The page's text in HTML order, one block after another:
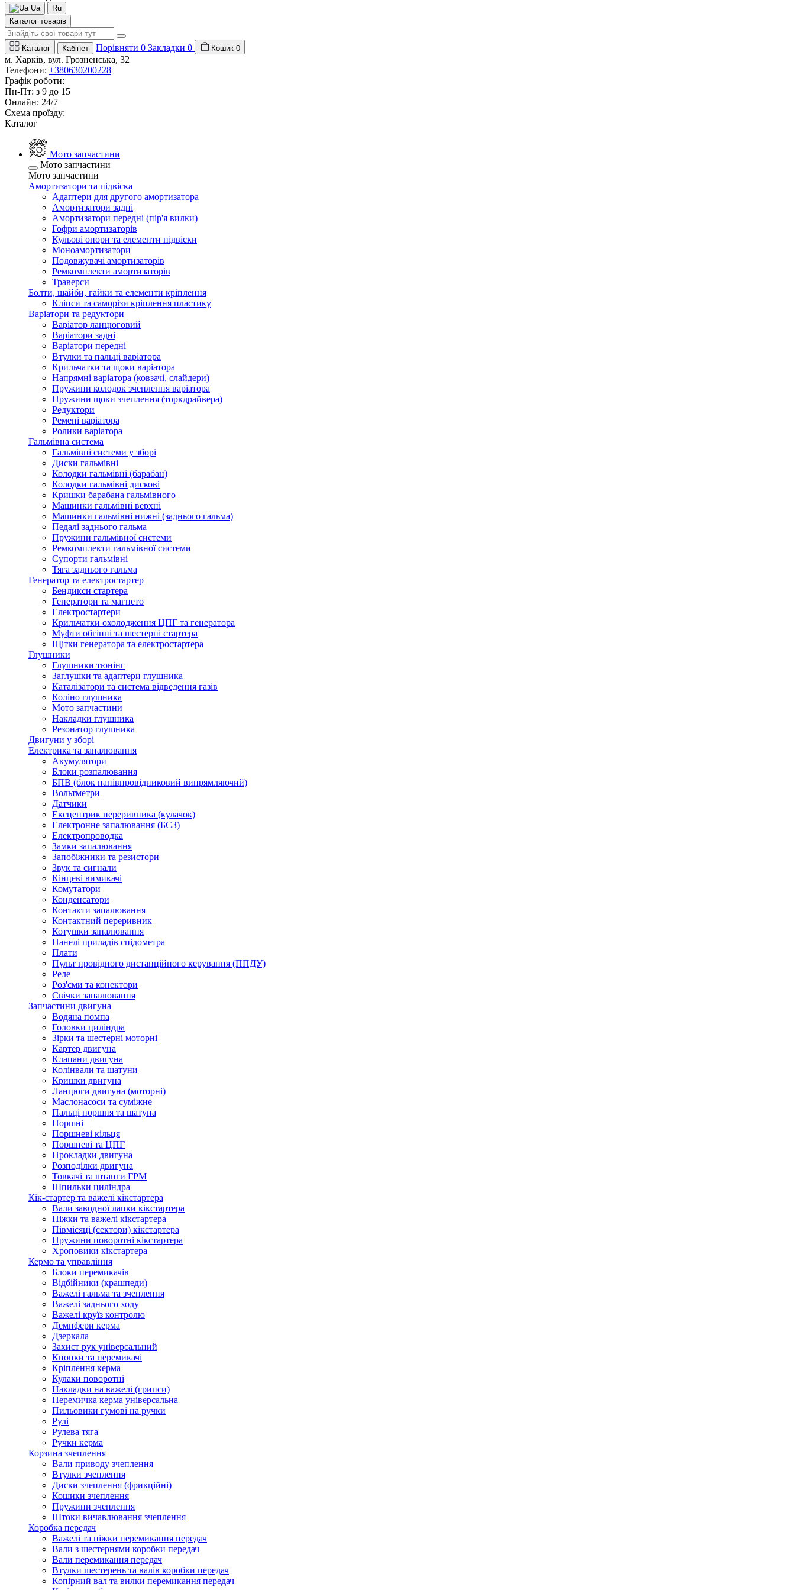
Ua
Ru
Каталог товарів
Каталог Кабінет Порівняти 0 Закладки 0 Кошик 0
м. Харків, вул. Грозненська, 32
Телефони: +380630200228
Графік роботи:
Пн-Пт: з 9 до 15
Онлайн: 24/7
Схема проїзду:
Каталог
Мото запчастини
Мото запчастини
Мото запчастини
Амортизатори та підвіска
Адаптери для другого амортизатора
Амортизатори задні
Амортизатори передні (пір'я вилки)
Гофри амортизаторів
Кульові опори та елементи підвіски
Моноамортизатори
Подовжувачі амортизаторів
Ремкомплекти амортизаторів
Траверси
Болти, шайби, гайки та елементи кріплення
Кліпси та саморізи кріплення пластику
Варіатори та редуктори
Варіатор ланцюговий
Варіатори задні
Варіатори передні
Втулки та пальці варіатора
Крильчатки та щоки варіатора
Напрямні варіатора (ковзачі, слайдери)
Пружини колодок зчеплення варіатора
Пружини щоки зчеплення (торкдрайвера)
Редуктори
Ремені варіатора
Ролики варіатора
Гальмівна система
Гальмівні системи у зборі
Диски гальмівні
Колодки гальмівні (барабан)
Колодки гальмівні дискові
Кришки барабана гальмівного
Машинки гальмівні верхні
Машинки гальмівні нижні (заднього гальма)
Педалі заднього гальма
Пружини гальмівної системи
Ремкомплекти гальмівної системи
Супорти гальмівні
Тяга заднього гальма
Генератор та електростартер
Бендикси стартера
Генератори та магнето
Електростартери
Крильчатки охолодження ЦПГ та генератора
Муфти обгінні та шестерні стартера
Щітки генератора та електростартера
Глушники
Глушники тюнінг
Заглушки та адаптери глушника
Каталізатори та система відведення газів
Коліно глушника
Мото запчастини
Накладки глушника
Резонатор глушника
Двигуни у зборі
Електрика та запалювання
Акумулятори
Блоки розпалювання
БПВ (блок напівпровідниковий випрямляючий)
Вольтметри
Датчики
Ексцентрик переривника (кулачок)
Електронне запалювання (БСЗ)
Електропроводка
Замки запалювання
Запобіжники та резистори
Звук та сигнали
Кінцеві вимикачі
Комутатори
Конденсатори
Контакти запалювання
Контактний переривник
Котушки запалювання
Панелі приладів спідометра
Плати
Пульт провідного дистанційного керування (ППДУ)
Реле
Роз'єми та конектори
Свічки запалювання
Запчастини двигуна
Водяна помпа
Головки циліндра
Зірки та шестерні моторні
Картер двигуна
Клапани двигуна
Колінвали та шатуни
Кришки двигуна
Ланцюги двигуна (моторні)
Маслонасоси та суміжне
Пальці поршня та шатуна
Поршні
Поршневі кільця
Поршневі та ЦПГ
Прокладки двигуна
Розподілки двигуна
Товкачі та штанги ГРМ
Шпильки циліндра
Кік-стартер та важелі кікстартера
Вали заводної лапки кікстартера
Ніжки та важелі кікстартера
Півмісяці (сектори) кікстартера
Пружини поворотні кікстартера
Хроповики кікстартера
Кермо та управління
Блоки перемикачів
Відбійники (крашпеди)
Важелі гальма та зчеплення
Важелі заднього ходу
Важелі круїз контролю
Демпфери керма
Дзеркала
Захист рук універсальний
Кнопки та перемикачі
Кріплення керма
Кулаки поворотні
Накладки на важелі (грипси)
Перемичка керма універсальна
Пильовики гумові на ручки
Рулі
Рулева тяга
Ручки керма
Корзина зчеплення
Вали приводу зчеплення
Втулки зчеплення
Диски зчеплення (фрикційні)
Кошики зчеплення
Пружини зчеплення
Штоки вичавлювання зчеплення
Коробка передач
Важелі та ніжки перемикання передач
Вали з шестернями коробки передач
Вали перемикання передач
Втулки шестерень та валів коробки передач
Копірний вал та вилки перемикання передач